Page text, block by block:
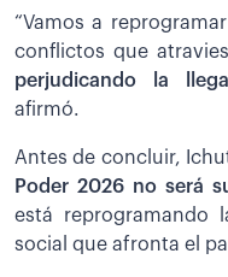
“Vamos a
conflictos que
perjudicando la
afirmó.
Antes de concluir,
Poder 2026 no será
está reprogramando
social que afronta el